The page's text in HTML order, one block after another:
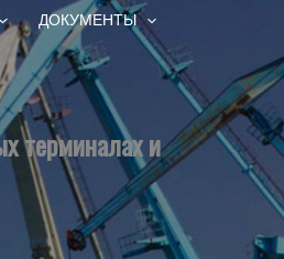
ДОКУМЕНТЫ
терминалах и